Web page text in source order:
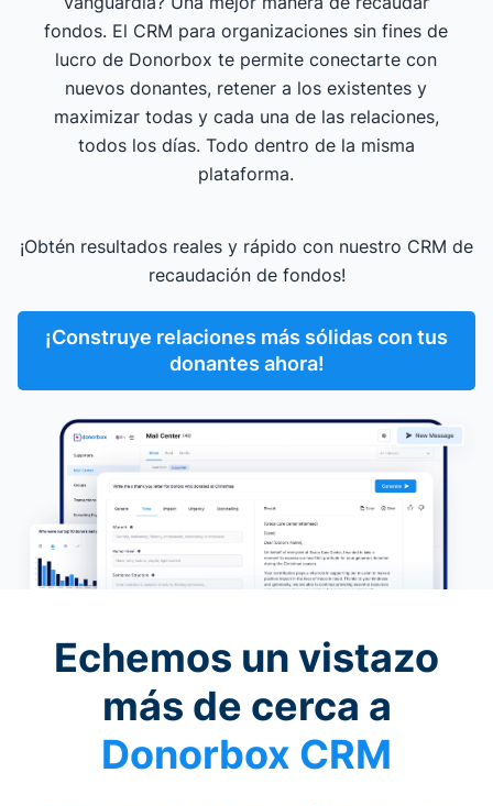
fondos. El CRM para organizaciones sin fines de
lucro de Donorbox te permite conectarte con
nuevos donantes, retener a los existentes y
maximizar todas y cada una de las relaciones,
todos los días. Todo dentro de la misma
plataforma.
¡Obtén resultados reales y rápido con nuestro CRM de
recaudación de fondos!
¡Construye relaciones más sólidas con tus
donantes ahora!
Echemos un vistazo
más de cerca a
Donorbox CRM